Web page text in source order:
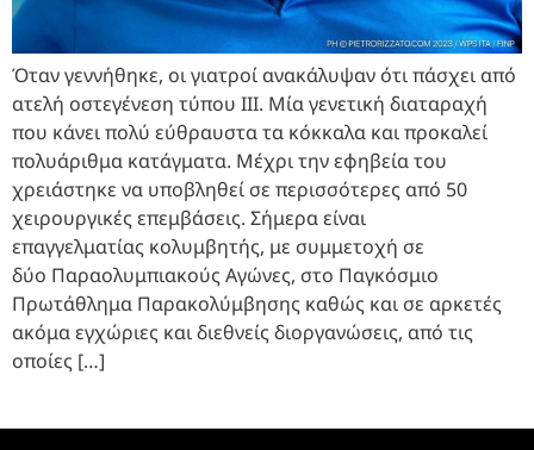
Όταν γεννήθηκε, οι γιατροί ανακάλυψαν ότι πάσχει από
ατελή οστεγένεση τύπου ΙΙΙ. Μία γενετική διαταραχή
που κάνει πολύ εύθραυστα τα κόκκαλα και προκαλεί
πολυάριθμα κατάγματα. Μέχρι την εφηβεία του
χρειάστηκε να υποβληθεί σε περισσότερες από 50
χειρουργικές επεμβάσεις. Σήμερα είναι
επαγγελματίας κολυμβητής, με συμμετοχή σε
δύο Παραολυμπιακούς Αγώνες, στο Παγκόσμιο
Πρωτάθλημα Παρακολύμβησης καθώς και σε αρκετές
ακόμα εγχώριες και διεθνείς διοργανώσεις, από τις
οποίες […]